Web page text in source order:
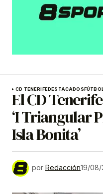
CD TENERIFEDESTACADOS
El CD
‘I Triangular
Isla Bonita’
por Redacción19/08/